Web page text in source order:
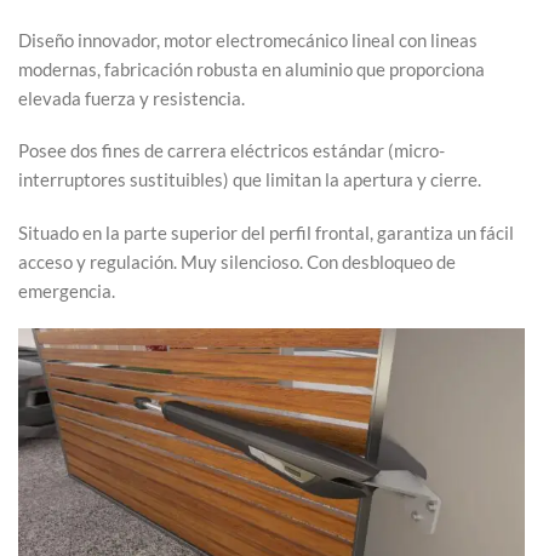
Diseño innovador, motor electromecánico lineal con lineas
modernas, fabricación robusta en aluminio que proporciona
elevada fuerza y resistencia.
Posee dos fines de carrera eléctricos estándar (micro-
interruptores sustituibles) que limitan la apertura y cierre.
Situado en la parte superior del perfil frontal, garantiza un fácil
acceso y regulación. Muy silencioso. Con desbloqueo de
emergencia.